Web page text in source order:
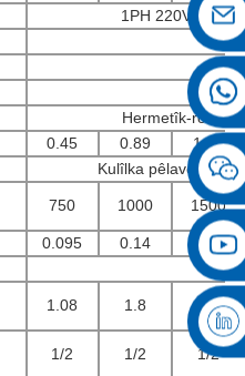
1PH 220V 50HZ
Hermetîk-rotary
0.45 0.89 1.52
Kulîlka pêlavê ya
750 1000 1500
0.095 0.14 0.18
1.08 1.8 2.3
1/2 1/2 1/2